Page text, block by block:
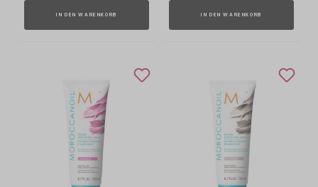
IN DEN WARENKORB IN DEN WARENKORB